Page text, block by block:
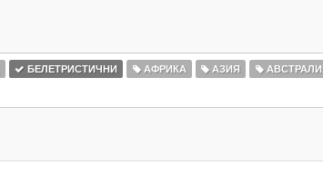
БЕЛЕТРИСТИЧНИ АФРИКА АЗИЯ